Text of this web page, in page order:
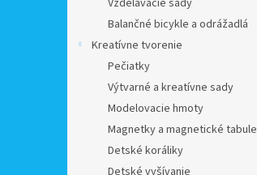
Vzdelávacie sady
Balančné bicykle a odrážadlá
Kreatívne tvorenie
Pečiatky
Výtvarné a kreatívne sady
Modelovacie hmoty
Magnetky a magnetické tabule
Detské koráliky
Detské vyšívanie